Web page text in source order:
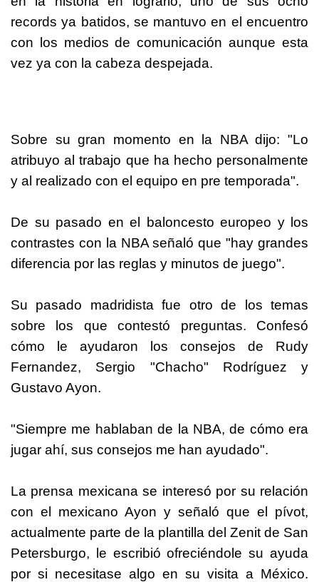
records ya batidos, se mantuvo en el encuentro
con los medios de comunicación aunque esta
vez ya con la cabeza despejada.
Sobre su gran momento en la NBA dijo: "Lo
atribuyo al trabajo que ha hecho personalmente
y al realizado con el equipo en pre temporada".
De su pasado en el baloncesto europeo y los
contrastes con la NBA señaló que "hay grandes
diferencia por las reglas y minutos de juego".
Su pasado madridista fue otro de los temas
sobre los que contestó preguntas. Confesó
cómo le ayudaron los consejos de Rudy
Fernandez, Sergio "Chacho" Rodríguez y
Gustavo Ayon.
"Siempre me hablaban de la NBA, de cómo era
jugar ahí, sus consejos me han ayudado".
La prensa mexicana se interesó por su relación
con el mexicano Ayon y señaló que el pívot,
actualmente parte de la plantilla del Zenit de San
Petersburgo, le escribió ofreciéndole su ayuda
por si necesitase algo en su visita a México.